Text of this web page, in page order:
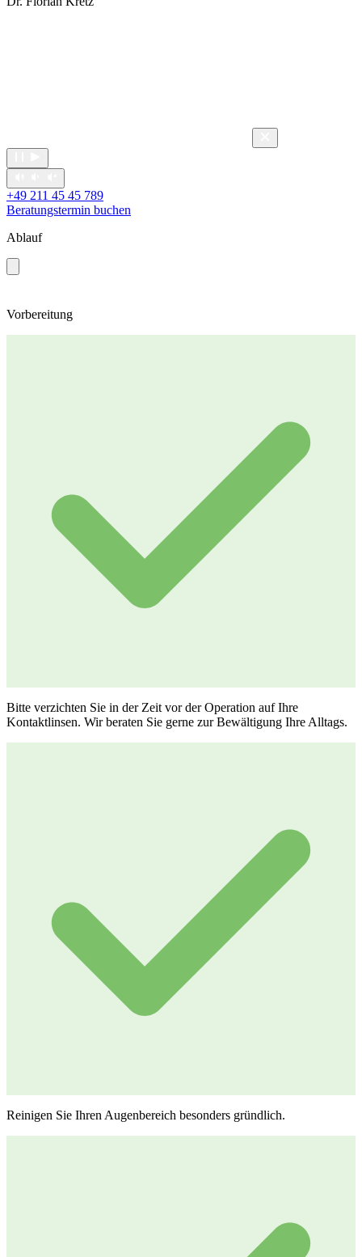
+49 211 45 45 789
Beratungstermin buchen
Ablauf
Vorbereitung
Bitte verzichten Sie in der Zeit vor der Operation auf Ihre
Kontaktlinsen. Wir beraten Sie gerne zur Bewältigung Ihre Alltags.
Reinigen Sie Ihren Augenbereich besonders gründlich.